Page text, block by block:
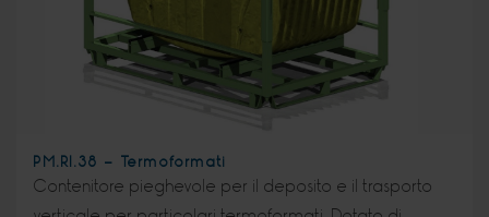
PM.RI.38 - Termoformati
Contenitore pieghevole per il deposito e il trasporto